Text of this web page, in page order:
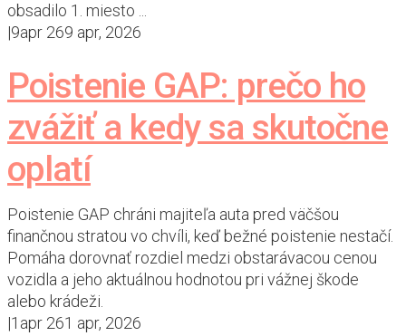
obsadilo 1. miesto ...
|9apr 269 apr, 2026
Poistenie GAP: prečo ho
zvážiť a kedy sa skutočne
oplatí
Poistenie GAP chráni majiteľa auta pred väčšou
finančnou stratou vo chvíli, keď bežné poistenie nestačí.
Pomáha dorovnať rozdiel medzi obstarávacou cenou
vozidla a jeho aktuálnou hodnotou pri vážnej škode
alebo krádeži.
|1 apr 261 apr, 2026